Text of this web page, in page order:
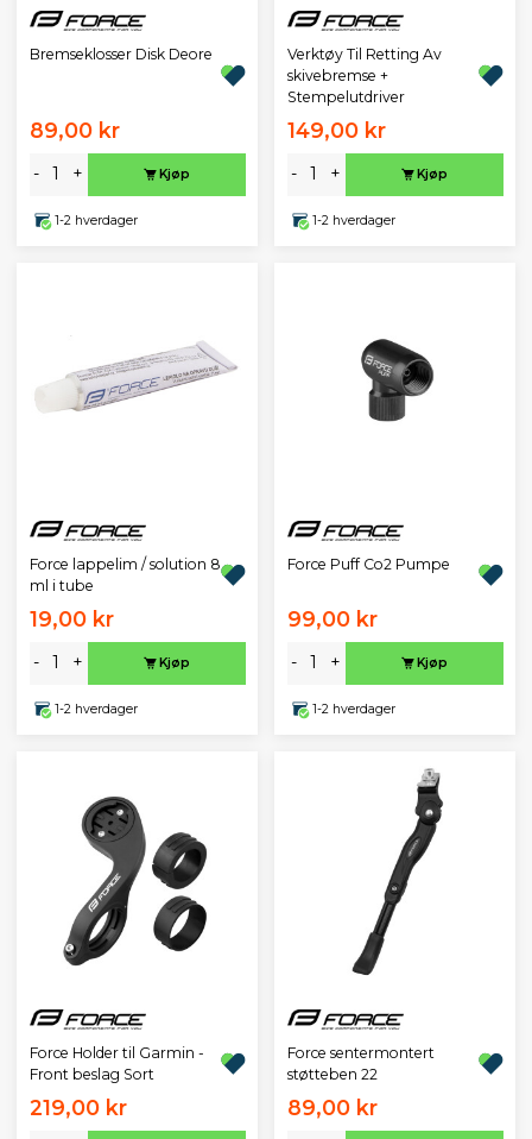
Bremseklosser Disk Deore
89,00 kr
- + Kjøp
1-2 hverdager
Verktøy Til Retting Av
skivebremse +
Stempelutdriver
149,00 kr
- + Kjøp
1-2 hverdager
Force lappelim / solution 8
ml i tube
19,00 kr
- + Kjøp
1-2 hverdager
Force Puff Co2 Pumpe
99,00 kr
- + Kjøp
1-2 hverdager
Force Holder til Garmin -
Front beslag Sort
219,00 kr
Force sentermontert
støtteben 22
89,00 kr